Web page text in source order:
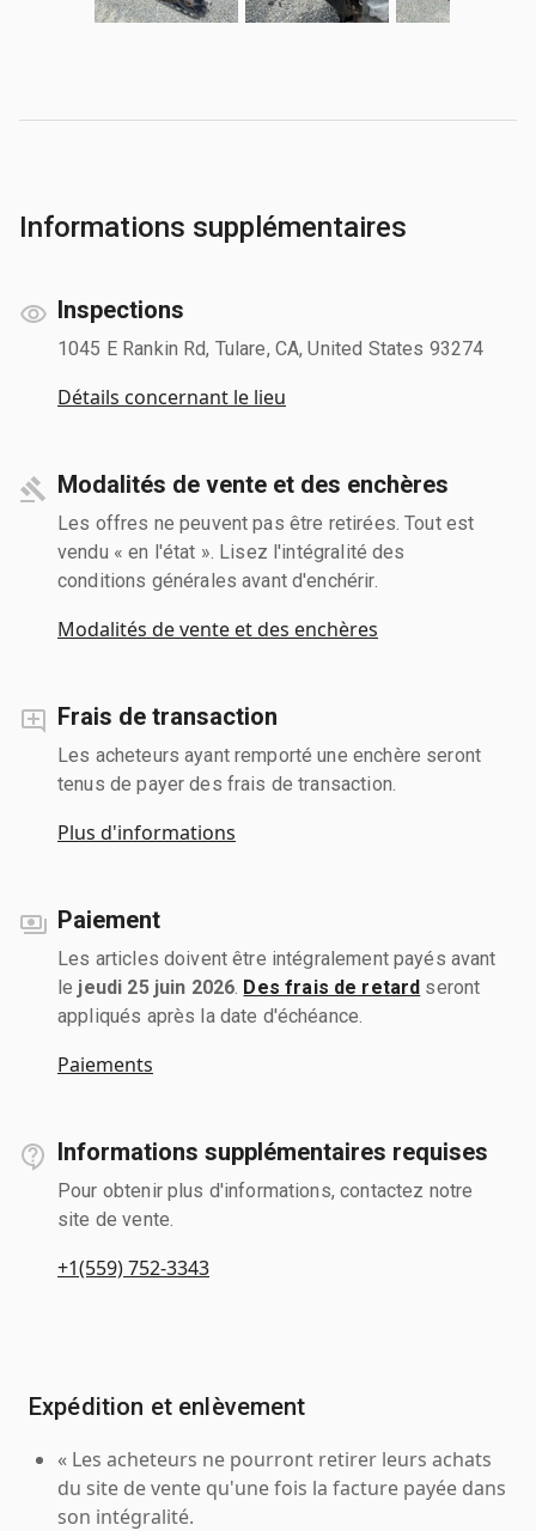
Informations supplémentaires
Inspections
1045 E Rankin Rd, Tulare, CA, United States 93274
Détails concernant le lieu
Modalités de vente et des enchères
Les offres ne peuvent pas être retirées. Tout est
vendu « en l'état ». Lisez l'intégralité des
conditions générales avant d'enchérir.
Modalités de vente et des enchères
Frais de transaction
Les acheteurs ayant remporté une enchère seront
tenus de payer des frais de transaction.
Plus d'informations
Paiement
Les articles doivent être intégralement payés avant
le jeudi 25 juin 2026 Des frais de retard seront
appliqués après la date d'échéance.
Paiements
Informations supplémentaires requises
Pour obtenir plus d'informations, contactez notre
site de vente.
+1(559) 752-3343
Expédition et enlèvement
« Les acheteurs ne pourront retirer leurs achats
du site de vente qu'une fois la facture payée dans
son intégralité.